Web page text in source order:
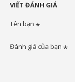
VIẾT ĐÁNH GIÁ
Tên bạn
Đánh giá của bạn